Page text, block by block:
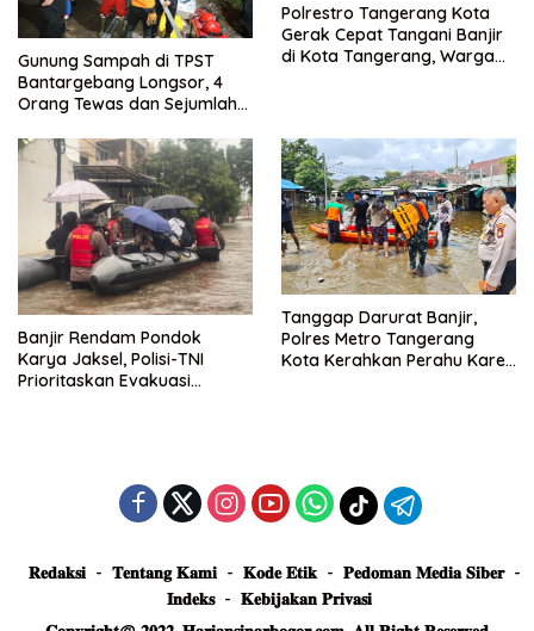
Gunung Sampah di TPST
Bantargebang Longsor, 4
Orang Tewas dan Sejumlah
Polrestro Tangerang Kota
Gerak Cepat Tangani Banjir
di Kota Tangerang, Warga
Banjir Rendam Pondok
Karya Jaksel, Polisi-TNI
Prioritaskan Evakuasi
Tanggap Darurat Banjir,
Polres Metro Tangerang
Kota Kerahkan Perahu Karet
𝐑𝐞𝐝𝐚𝐤𝐬𝐢 𝐓𝐞𝐧𝐭𝐚𝐧𝐠 𝐊𝐚𝐦𝐢 𝐊𝐨𝐝𝐞 𝐄𝐭𝐢𝐤
𝐏𝐞𝐝𝐨𝐦𝐚𝐧 𝐌𝐞𝐝𝐢𝐚 𝐒𝐢𝐛𝐞𝐫
𝐈𝐧𝐝𝐞𝐤𝐬
𝐊𝐞𝐛𝐢𝐣𝐚𝐤𝐚𝐧 𝐏𝐫𝐢𝐯𝐚𝐬𝐢